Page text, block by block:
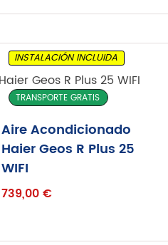
INSTALACIÓN INCLUIDA
TRANSPORTE GRATIS
Aire Acondicionado
Haier Geos R Plus 25
WIFI
739,00€